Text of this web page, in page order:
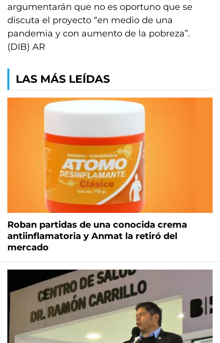
argumentarán que no es oportuno que se
discuta el proyecto “en medio de una
pandemia y con aumento de la pobreza”.
(DIB) AR
LAS MÁS LEÍDAS
Roban partidas de una conocida crema
antiinflamatoria y Anmat la retiró del
mercado